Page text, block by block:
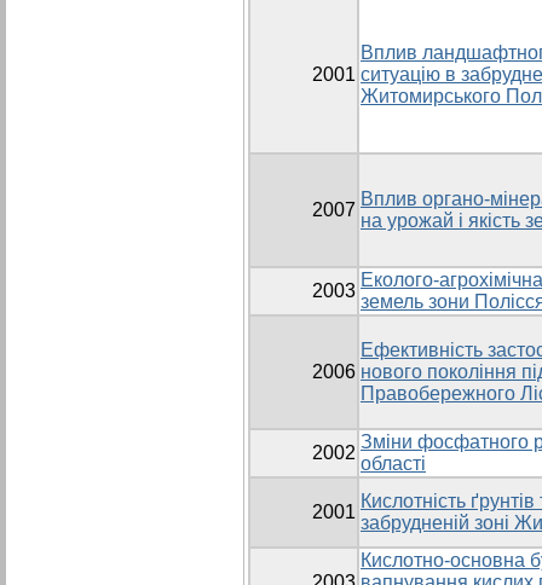
2001
Вплив
ситуацію в
Житомирського
2007
Вплив органо-
на урожай і якість
2003
Еколого-
земель зони
2006
Ефективність
нового покоління
Правобережного
2002
Зміни фосфатного
області
2001
Кислотність
забрудненій зоні
Кислотно-основна